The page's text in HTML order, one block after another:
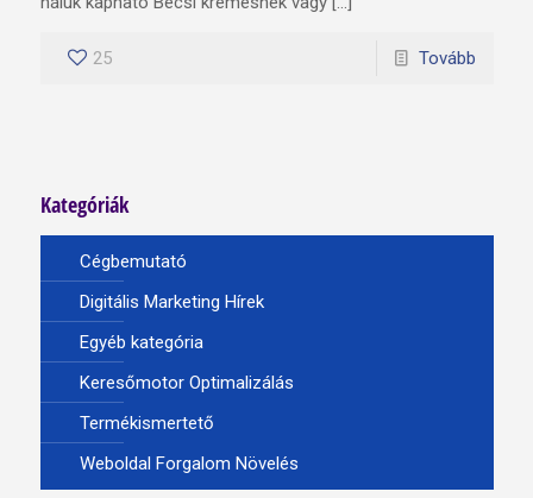
25 Tovább
Kategóriák
Cégbemutató
Digitális Marketing Hírek
Egyéb kategória
Keresőmotor Optimalizálás
Termékismertető
Weboldal Forgalom Növelés